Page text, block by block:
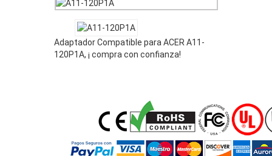
Adaptador Compatible para ACER A11-
120P1A, ¡ compra con confianza!